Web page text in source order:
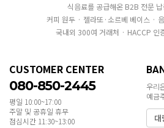
식음료를 공급해온 B2B 전문
커피 원두 · 젤라또·소르베 베이스 ·
국내외 300여 거래처 · HACCP 인
CUSTOMER CENTER
080-850-2445
평일 10:00~17:00
주말 및 공휴일 휴무
점심시간 11:30~13:00
우리
예금
대